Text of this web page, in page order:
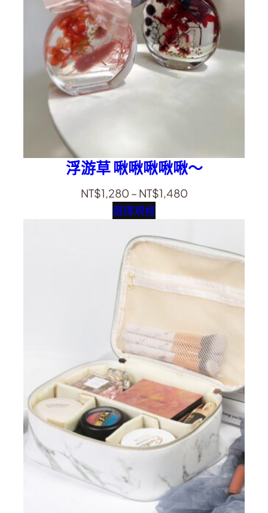
浮游草 啾啾啾啾啾～
NT$1,280 – NT$1,480
選擇規格